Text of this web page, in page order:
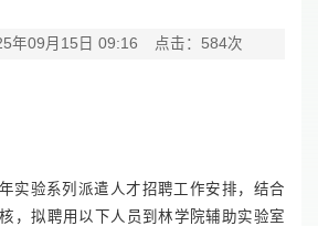
年09月15日 09:16 点击： 584次
实验系列派遣人才招聘工作安排，结合
，拟聘用以下人员到林学院辅助实验室